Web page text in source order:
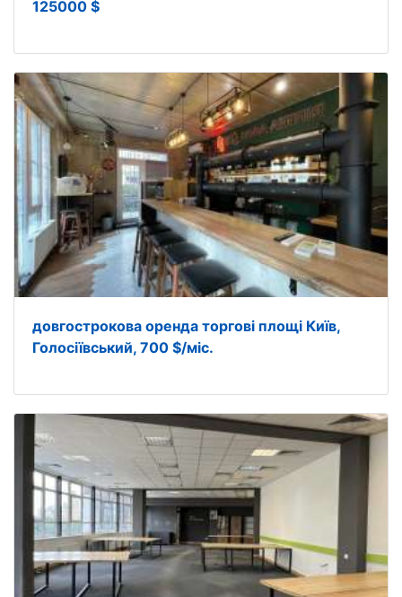
125000 $
довгострокова оренда торгові площі Київ,
Голосіївський, 700 $/міс.